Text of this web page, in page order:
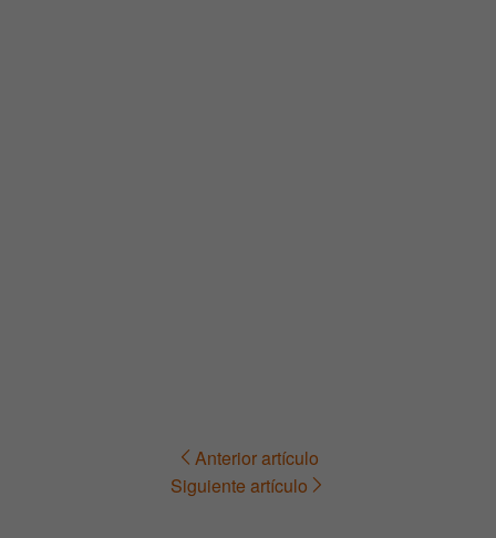
Navegación Anterior artículo
Siguiente artículo